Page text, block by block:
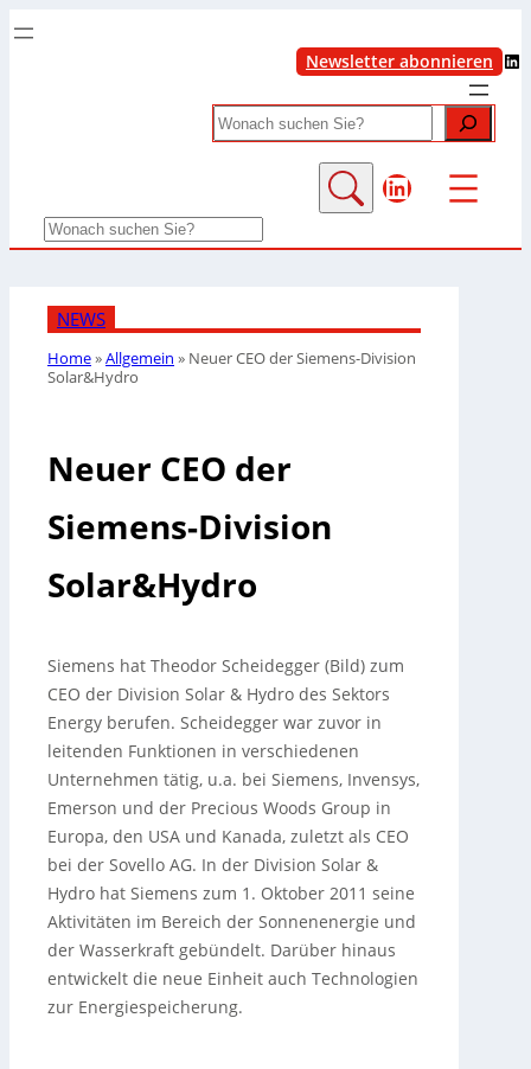
Newsletter abonnieren LinkedIn
Search
LinkedIn
Search
NEWS
Home»Allgemein » Neuer CEO der Siemens-Division
Solar&Hydro
Neuer CEO der
Siemens-Division
Solar&Hydro
Siemens hat Theodor Scheidegger (Bild) zum
CEO der Division Solar & Hydro des Sektors
Energy berufen. Scheidegger war zuvor in
leitenden Funktionen in verschiedenen
Unternehmen tätig, u.a. bei Siemens, Invensys,
Emerson und der Precious Woods Group in
Europa, den USA und Kanada, zuletzt als CEO
bei der Sovello AG. In der Division Solar &
Hydro hat Siemens zum 1. Oktober 2011 seine
Aktivitäten im Bereich der Sonnenenergie und
der Wasserkraft gebündelt. Darüber hinaus
entwickelt die neue Einheit auch Technologien
zur Energiespeicherung.